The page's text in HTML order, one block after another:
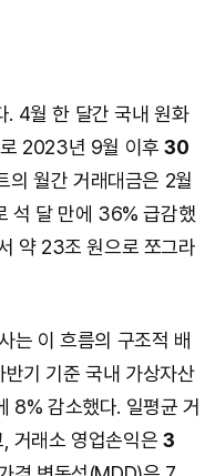
. 4월 한 달간 국내 원화
로 2023년 9월 이후30
의 월간 거래대금은 2월
석 달 만에 36% 급감했
약 23조 원으로 쪼그라
는 이 흐름의 구조적 배
기 기준 국내 가상자산
8% 감소했다. 일평균 거
거래소 영업손익은 3